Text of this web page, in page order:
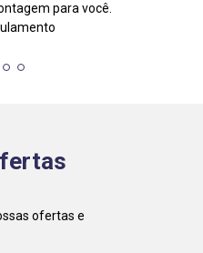
para você.